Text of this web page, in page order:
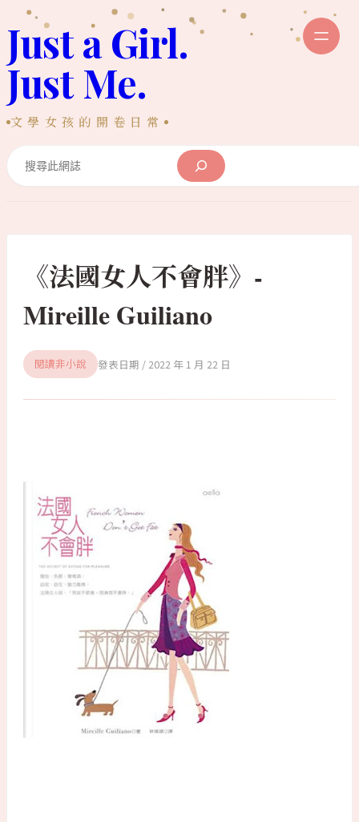
至
主
內
容
Just a Girl.
Just Me.
文學女孩的開卷日常
《法國女人不會胖》-
Mireille Guiliano
閱讀非小說 2022 年 1 月 22 日